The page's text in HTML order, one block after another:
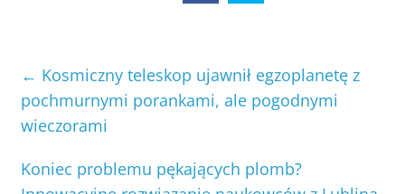
← Kosmiczny teleskop ujawnił egzoplanetę z
pochmurnymi porankami, ale pogodnymi
wieczorami
Koniec problemu pękających plomb?